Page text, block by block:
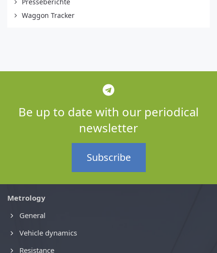
Waggon Tracker
Be up to date with our periodical
newsletter
Subscribe
Metrology
General
Vehicle dynamics
Resistance